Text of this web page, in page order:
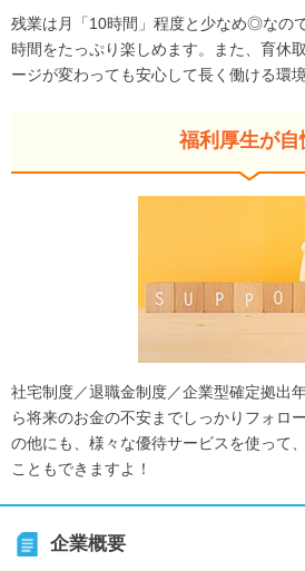
残業は月「10時間」程度と少なめ◎なの
時間をたっぷり楽しめます。また、育休
ージが変わっても安心して長く働ける環境
福利厚生が自
社宅制度／退職金制度／企業型確定拠出
ら将来のお金の不安までしっかりフォロ
の他にも、様々な優待サービスを使って
こともできますよ！
企業概要